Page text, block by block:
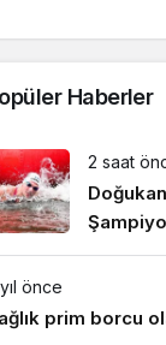
Haberler
2 saat
Takımı
önce
prim borcu